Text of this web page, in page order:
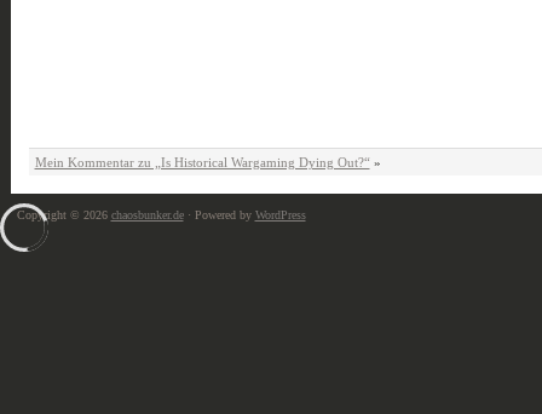
Mein Kommentar zu „Is Historical Wargaming Dying Out?“»
Copyright © 2026 chaosbunker.de· Powered by WordPress